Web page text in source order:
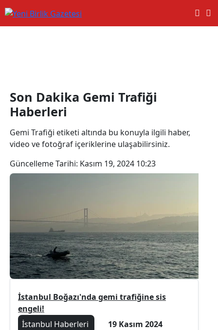
Son Dakika Gemi Trafiği
Haberleri
Gemi Trafiği etiketi altında bu konuyla ilgili haber,
video ve fotoğraf içeriklerine ulaşabilirsiniz.
Güncelleme Tarihi: Kasım 19, 2024 10:23
İstanbul Boğazı'nda gemi trafiğine sis
engeli!
İstanbul Haberleri
19 Kasım 2024